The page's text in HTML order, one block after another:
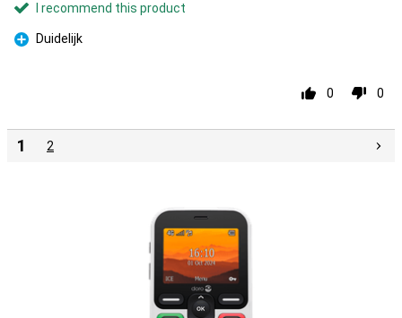
I recommend this product
Pro
Duidelijk
0 0
1 2